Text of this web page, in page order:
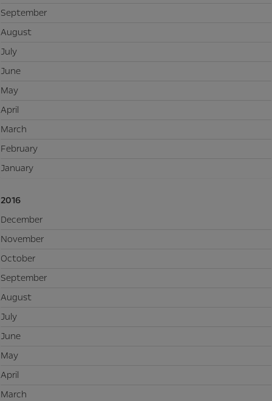
September
August
July
June
May
April
March
February
January
2016
December
November
October
September
August
July
June
May
April
March